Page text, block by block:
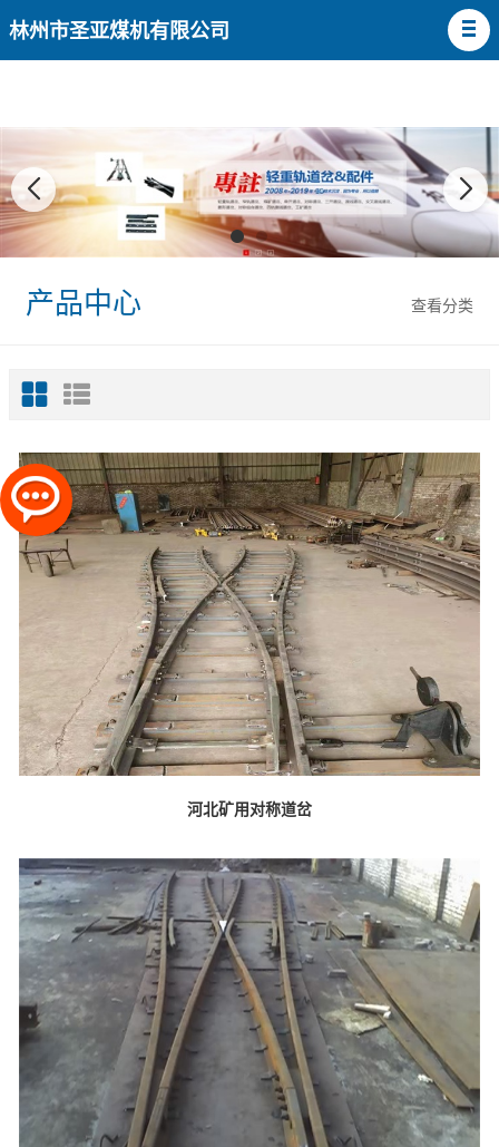
林州市圣亚煤机有限公司
查看分类
产品中心
河北矿用对称道岔